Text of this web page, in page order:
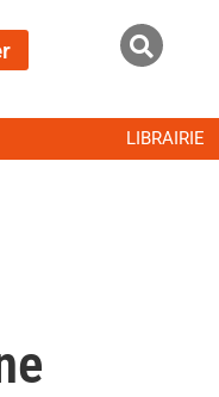
LIBRAIRIE